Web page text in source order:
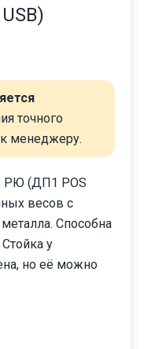
точного
к менеджеру.
РЮ (ДП1 POS
весов с
Способна
у
но её можно